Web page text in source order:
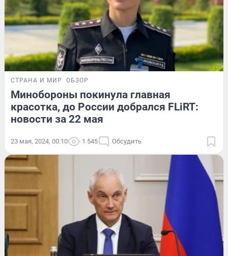
СТРАНА И МИР ОБЗОР
Минобороны покинула главная
красотка, до России добрался FLiRT:
новости за 22 мая
23 мая, 2024, 00:10 1 545 Обсудить